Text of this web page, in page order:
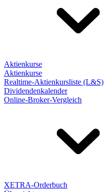
Aktienkurse
Aktienkurse
Realtime-Aktienkursliste (L&S)
Dividendenkalender
Online-Broker-Vergleich
XETRA-Orderbuch